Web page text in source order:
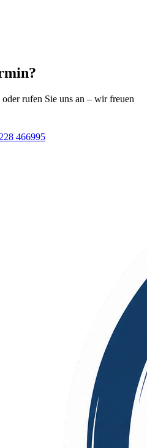
rufen Sie uns an – wir freuen
466995